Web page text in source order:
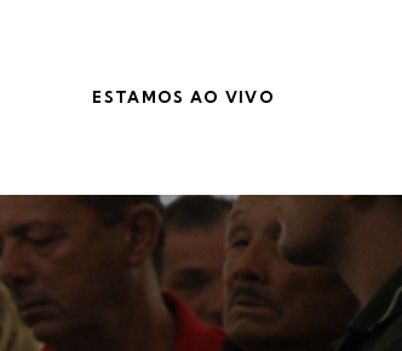
ESTAMOS AO VIVO